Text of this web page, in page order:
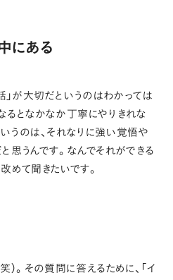
にある
話」が大切だというのはわかっては
るとなかなか丁寧にやりきれな
うのは、それなりに強い覚悟や
思うんです。なんでそれができる
めて聞きたいです。
）。その質問に答えるために、「イ